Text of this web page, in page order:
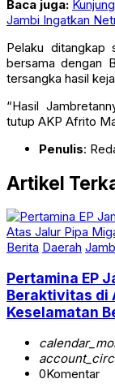
Baca juga:
Jambi Ingatkan
Pelaku ditangkap
bersama dengan
tersangka hasil
“Hasil
tutup AKP Afrito
Penulis:
Artikel
Berita Daerah
Pertamina EP
Beraktivitas di
Keselamatan
0Komentar